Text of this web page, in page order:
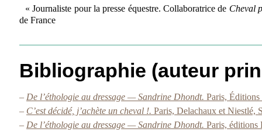
« Journaliste pour la presse équestre. Collaboratrice de Cheval
de France
Bibliographie (auteur
– De l’éthologie au dressage — Sandrine Dhondt. Paris,
– C’est décidé, j’achète un cheval !. Paris, Delachaux et Niestlé,
– De l’éthologie au dressage — Sandrine Dhondt. Paris, éditions